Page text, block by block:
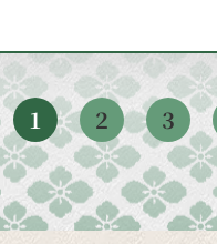
1 2 3